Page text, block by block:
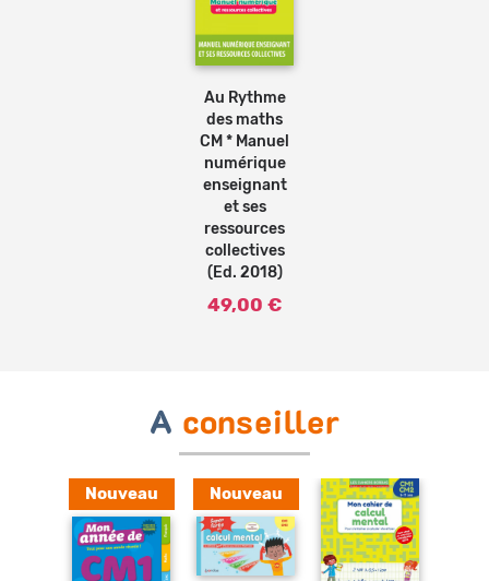
Au Rythme
des maths
CM * Manuel
numérique
enseignant
et ses
ressources
collectives
(Ed. 2018)
49,00 €
A conseiller
Nouveau Nouveau
Ajouter
au